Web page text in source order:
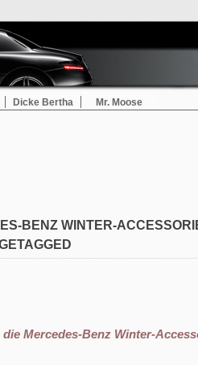
Dicke Bertha Mr. Moose
BENZ WINTER-
Mercedes-Benz Winter-